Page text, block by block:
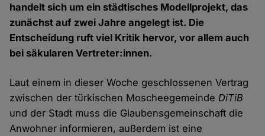
handelt sich um ein städtisches Modellprojekt, das
zunächst auf zwei Jahre angelegt ist. Die
Entscheidung ruft viel Kritik hervor, vor allem auch
bei säkularen Vertreter:innen.
Laut einem in dieser Woche geschlossenen Vertrag
zwischen der türkischen MoscheegemeindeDiTiB
und der Stadt muss die Glaubensgemeinschaft die
Anwohner informieren, außerdem ist eine